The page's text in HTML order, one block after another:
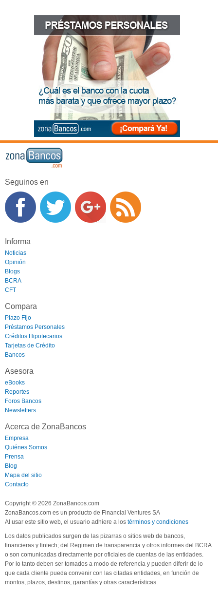
Seguinos en
Informa
Noticias
Opinión
Blogs
BCRA
CFT
Compara
Plazo Fijo
Préstamos Personales
Créditos Hipotecarios
Tarjetas de Crédito
Bancos
Asesora
eBooks
Reportes
Foros Bancos
Newsletters
Acerca de ZonaBancos
Empresa
Quiénes Somos
Prensa
Blog
Mapa del sitio
Contacto
Copyright © 2026 ZonaBancos.com
ZonaBancos.com es un producto de Financial Ventures SA
Al usar este sitio web, el usuario adhiere a los términos y condiciones
Los datos publicados surgen de las pizarras o sitios web de bancos,
financieras y fintech; del Regimen de transparencia y otros informes del BCRA
o son comunicadas directamente por oficiales de cuentas de las entidades.
Por lo tanto deben ser tomados a modo de referencia y pueden diferir de lo
que cada cliente pueda convenir con las citadas entidades, en función de
montos, plazos, destinos, garantías y otras características.